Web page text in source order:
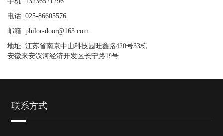
电话: 025-86605576
邮箱: philor-door@163.com
地址: 江苏省南京中山科技园旺鑫路420号33栋
安徽来安汊河经济开发区长宁路19号
联系方式